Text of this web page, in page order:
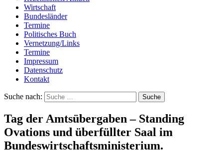
Wirtschaft
Bundesländer
Termine
Politisches Buch
Vernetzung/Links
Termine
Impressum
Datenschutz
Kontakt
Suche nach:
Tag der Amtsübergaben – Standing
Ovations und überfüllter Saal im
Bundeswirtschaftsministerium.